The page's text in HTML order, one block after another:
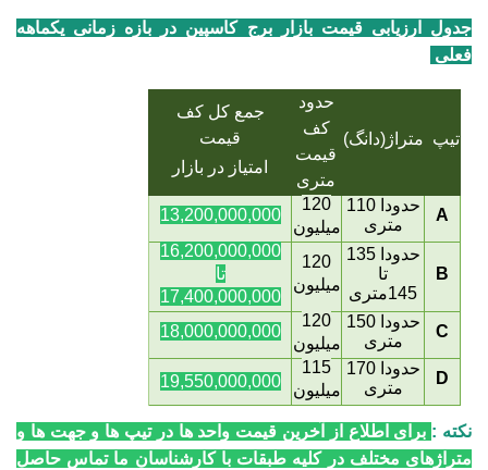
جدول ارزیابی قیمت بازار برج کاسپین در بازه زمانی یکماهه
فعلی
تیپ متراژ(دانگ)
حدود
کف
قیمت
متری
جمع کل کف
قیمت
امتیاز در بازار
A
حدودا 110
متری
120
میلیون
13,200,000,000
B
حدودا 135
تا
145متری
120
میلیون
16,200,000,000
تا
17,400,000,000
C
حدودا 150
متری
120
میلیون
18,000,000,000
D
حدودا170
متری
115
میلیون
19,550,000,000
نکته : برای اطلاع از آخرین قیمت واحد ها در تیپ ها و جهت ها و
متراژهای مختلف در کلیه طبقات با کارشناسان ما تماس حاصل